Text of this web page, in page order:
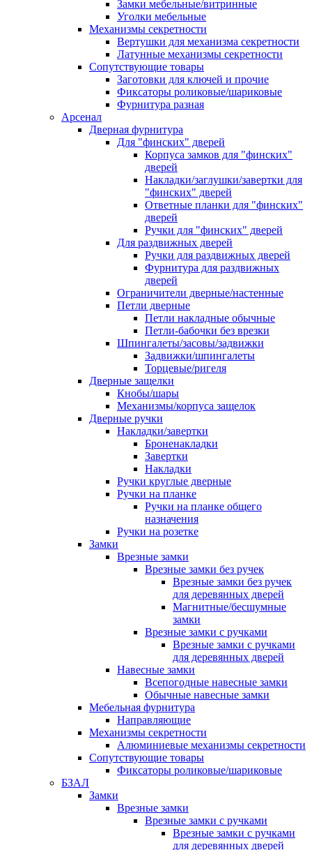
Замки мебельные/витринные
Уголки мебельные
Механизмы секретности
Вертушки для механизма секретности
Латунные механизмы секретности
Сопутствующие товары
Заготовки для ключей и прочие
Фиксаторы роликовые/шариковые
Фурнитура разная
Арсенал
Дверная фурнитура
Для "финских" дверей
Корпуса замков для "финских"
дверей
Накладки/заглушки/завертки для
"финских" дверей
Ответные планки для "финских"
дверей
Ручки для "финских" дверей
Для раздвижных дверей
Ручки для раздвижных дверей
Фурнитура для раздвижных
дверей
Ограничители дверные/настенные
Петли дверные
Петли накладные обычные
Петли-бабочки без врезки
Шпингалеты/засовы/задвижки
Задвижки/шпингалеты
Торцевые/ригеля
Дверные защелки
Кнобы/шары
Механизмы/корпуса защелок
Дверные ручки
Накладки/завертки
Броненакладки
Завертки
Накладки
Ручки круглые дверные
Ручки на планке
Ручки на планке общего
назначения
Ручки на розетке
Замки
Врезные замки
Врезные замки без ручек
Врезные замки без ручек
для деревянных дверей
Магнитные/бесшумные
замки
Врезные замки с ручками
Врезные замки с ручками
для деревянных дверей
Навесные замки
Всепогодные навесные замки
Обычные навесные замки
Мебельная фурнитура
Направляющие
Механизмы секретности
Алюминиевые механизмы секретности
Сопутствующие товары
Фиксаторы роликовые/шариковые
БЗАЛ
Замки
Врезные замки
Врезные замки с ручками
Врезные замки с ручками
для деревянных дверей